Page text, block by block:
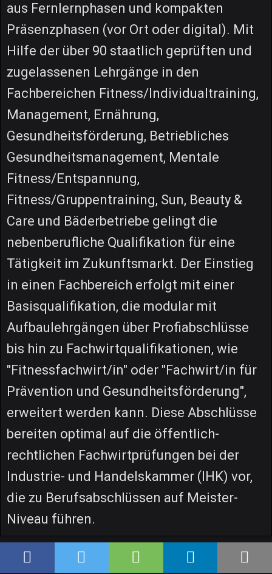
aus Fernlernphasen und kompakten
Präsenzphasen (vor Ort oder digital). Mit
Hilfe der über 90 staatlich geprüften und
zugelassenen Lehrgänge in den
Fachbereichen Fitness/Individualtraining,
Management, Ernährung,
Gesundheitsförderung, Betriebliches
Gesundheitsmanagement, Mentale
Fitness/Entspannung,
Fitness/Gruppentraining, Sun, Beauty &
Care und Bäderbetriebe gelingt die
nebenberufliche Qualifikation für eine
Tätigkeit im Zukunftsmarkt. Der Einstieg
in einen Fachbereich erfolgt mit einer
Basisqualifikation, die modular mit
Aufbaulehrgängen über Profiabschlüsse
bis hin zu Fachwirtqualifikationen, wie
"Fitnessfachwirt/in" oder "Fachwirt/in für
Prävention und Gesundheitsförderung",
erweitert werden kann. Diese Abschlüsse
bereiten optimal auf die öffentlich-
rechtlichen Fachwirtprüfungen bei der
Industrie- und Handelskammer (IHK) vor,
die zu Berufsabschlüssen auf Meister-
Niveau führen.